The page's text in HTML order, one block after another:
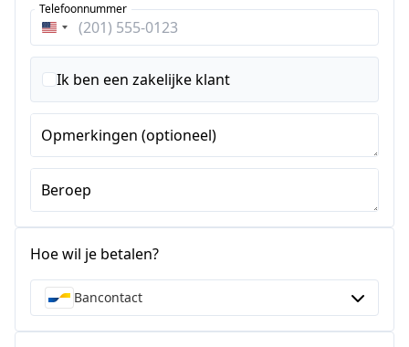
Verenigde
Staten
+1
Telefoonnummer
Ik ben een zakelijke klant
Opmerkingen (optioneel)
Beroep
Hoe wil je betalen?
Bancontact